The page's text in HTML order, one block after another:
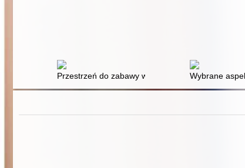
Przestrzeń do zabawy w żłobku : potrzeby
Wybrane